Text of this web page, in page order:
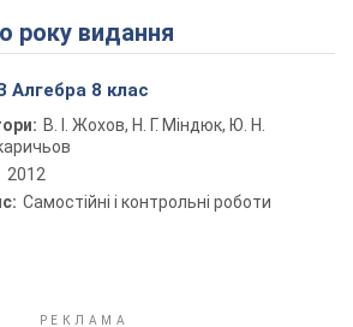
Play Video
року видання
Алгебра 8 клас
В. І. Жохов, Н. Г. Міндюк, Ю. Н.
2012
Самостійні і контрольні роботи